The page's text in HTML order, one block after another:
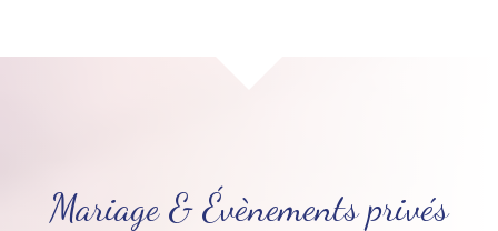
Mariage & Évènements privés